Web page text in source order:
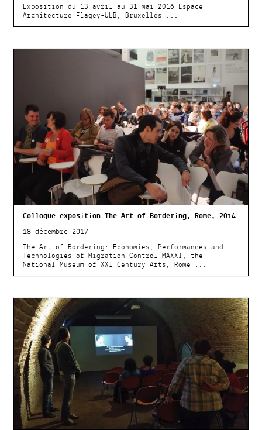
Exposition du 13 avril au 31 mai 2016 Espace
Architecture Flagey-ULB, Bruxelles ...
Colloque-exposition The Art of Bordering, Rome, 2014
18 décembre 2017
The Art of Bordering: Economies, Performances and
Technologies of Migration Control MAXXI, the
National Museum of XXI Century Arts, Rome ...